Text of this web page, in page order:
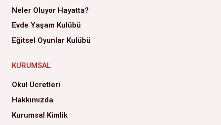
Neler Oluyor Hayatta?
Evde Yaşam Kulübü
Eğitsel Oyunlar Kulübü
KURUMSAL
Okul Ücretleri
Hakkımızda
Kurumsal Kimlik